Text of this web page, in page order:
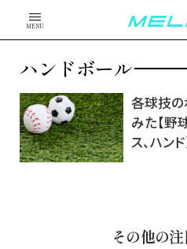
MENU
ハンドボール
各球技の
みた【野
ス、ハンド
その他の